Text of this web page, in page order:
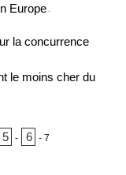
Europe -
la concurrence
le moins cher du
5 - 6 - 7